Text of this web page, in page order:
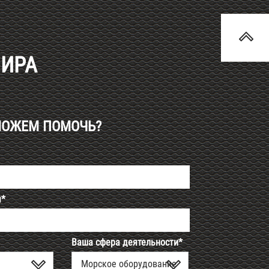
ПОМОЧЬ?
Ваша сфера деятельности*
Морское оборудование